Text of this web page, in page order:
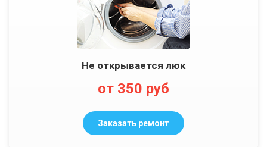
Не открывается люк
от 350 руб
Заказать ремонт